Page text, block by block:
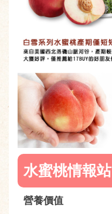
水蜜桃情報站
營養價值